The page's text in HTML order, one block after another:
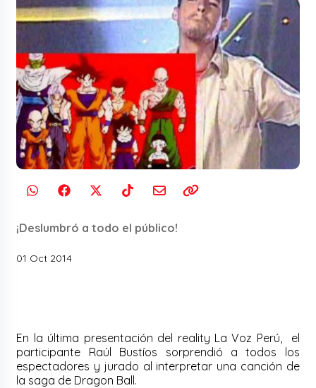
¡Deslumbró a todo el público!
01 Oct 2014
En la última presentación del reality La Voz Perú, el
participante Raúl Bustíos sorprendió a todos los
espectadores y jurado al interpretar una canción de
la saga de Dragon Ball.